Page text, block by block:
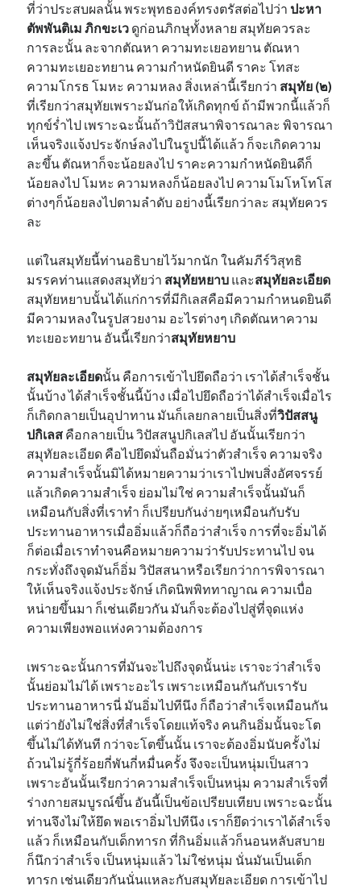
ที่ว่าประสบผลนั้น พระพุทธองค์ทรงตรัสต่อไปว่า ปะหา
ตัพพันติเม ภิกขะเว ดูก่อนภิกษุทั้งหลาย สมุทัยควรละ
การละนั้น ละจากตัณหา ความทะเยอทยาน ตัณหา
ความทะเยอะทยาน ความกำหนัดยินดี ราคะ โทสะ
ความโกรธ โมหะ ความหลง สิ่งเหล่านี้เรียกว่า สมุทัย (๒)
ที่เรียกว่าสมุทัยเพราะมันก่อให้เกิดทุกข์ ถ้ามีพวกนี้แล้วก็
ทุกข์ร่ำไป เพราะฉะนั้นถ้าวิปัสสนาพิจารณาละ พิจารณา
เห็นจริงแจ้งประจักษ์ลงไปในรูปนี้ได้แล้ว ก็จะเกิดความ
ละขึ้น ตัณหาก็จะน้อยลงไป ราคะความกำหนัดยินดีก็
น้อยลงไป โมหะ ความหลงก็น้อยลงไป ความโมโหโทโส
ต่างๆก็น้อยลงไปตามลำดับ อย่างนี้เรียกว่าละ สมุทัยควร
ละ
แต่ในสมุทัยนี้ท่านอธิบายไว้มากนัก ในคัมภีร์วิสุทธิ
มรรคท่านแสดงสมุทัยว่า สมุทัยหยาบ และสมุทัยละเอียด
สมุทัยหยาบนั้นได้แก่การที่มีกิเลสคือมีความกำหนดยินดี
มีความหลงในรูปสวยงาม อะไรต่างๆ เกิดตัณหาความ
ทะเยอะทยาน อันนี้เรียกว่าสมุทัยหยาบ
สมุทัยละเอียดนั้น คือการเข้าไปยึดถือว่า เราได้สำเร็จชั้น
นั้นบ้าง ได้สำเร็จชั้นนี้บ้าง เมื่อไปยึดถือว่าได้สำเร็จเมื่อไร
ก็เกิดกลายเป็นอุปาทาน มันก็เลยกลายเป็นสิ่งที่วิปัสสนู
ปกิเลส คือกลายเป็น วิปัสสนูปกิเลสไป อันนั้นเรียกว่า
สมุทัยละเอียด คือไปยึดมั่นถือมั่นว่าตัวสำเร็จ ความจริง
ความสำเร็จนั้นมิได้หมายความว่าเราไปพบสิ่งอัศจรรย์
แล้วเกิดความสำเร็จ ย่อมไม่ใช่ ความสำเร็จนั้นมันก็
เหมือนกับสิ่งที่เราทำ ก็เปรียบกันง่ายๆเหมือนกับรับ
ประทานอาหารเมื่ออิ่มแล้วก็ถือว่าสำเร็จ การที่จะอิ่มได้
ก็ต่อเมื่อเราทำจนคือหมายความว่ารับประทานไป จน
กระทั่งถึงจุดมันก็อิ่ม วิปัสสนาหรือเรียกว่าการพิจารณา
ให้เห็นจริงแจ้งประจักษ์ เกิดนิพพิททาญาณ ความเบื่อ
หน่ายขึ้นมา ก็เช่นเดียวกัน มันก็จะต้องไปสู่ที่จุดแห่ง
ความเพียงพอแห่งความต้องการ
เพราะฉะนั้นการที่มันจะไปถึงจุดนั้นน่ะ เราจะว่าสำเร็จ
นั้นย่อมไม่ได้ เพราะอะไร เพราะเหมือนกันกับเรารับ
ประทานอาหารนี่ มันอิ่มไปทีนึง ก็ถือว่าสำเร็จเหมือนกัน
แต่ว่ายังไม่ใช่สิ่งที่สำเร็จโดยแท้จริง คนกินอิ่มนั้นจะโต
ขึ้นไม่ได้ทันที กว่าจะโตขึ้นนั้น เราจะต้องอิ่มนับครั้งไม่
ถ้วนไม่รู้กี่ร้อยกี่พันกี่หมื่นครั้ง จึงจะเป็นหนุ่มเป็นสาว
เพราะอันนั้นเรียกว่าความสำเร็จเป็นหนุ่ม ความสำเร็จที่
ร่างกายสมบูรณ์ขึ้น อันนี้เป็นข้อเปรียบเทียบ เพราะฉะนั้น
ท่านจึงไม่ให้ยึด พอเราอิ่มไปทีนึง เราก็ยึดว่าเราได้สำเร็จ
แล้ว ก็เหมือนกับเด็กทารก ที่กินอิ่มแล้วก็นอนหลับสบาย
ก็นึกว่าสำเร็จ เป็นหนุ่มแล้ว ไม่ใช่หนุ่ม นั่นมันเป็นเด็ก
ทารก เช่นเดียวกันนั่นแหละกับสมุทัยละเอียด การเข้าไป